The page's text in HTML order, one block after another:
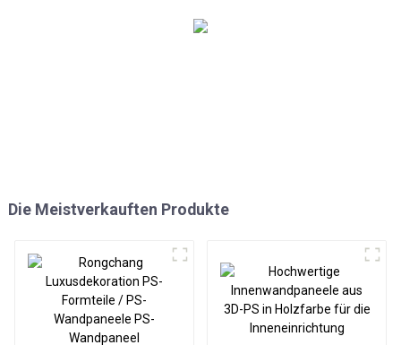
Die Meistverkauften Produkte